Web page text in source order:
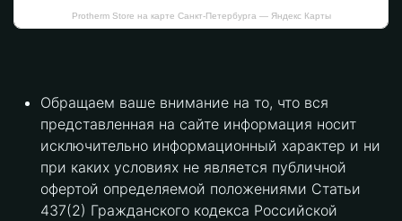
Protherm Store на карте Санкт‑Петербурга — Яндекс Карты
Обращаем ваше внимание на то, что вся
представленная на сайте информация носит
исключительно информационный характер и ни
при каких условиях не является публичной
офертой определяемой положениями Статьи
437(2) Гражданского кодекса Российской